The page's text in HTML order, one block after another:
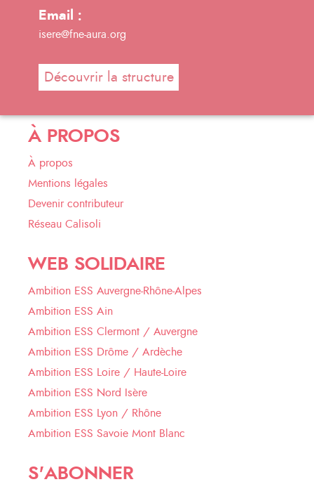
Email :
isere@fne-aura.org
Découvrir la structure
À PROPOS
À propos
Mentions légales
Devenir contributeur
Réseau Calisoli
WEB SOLIDAIRE
Ambition ESS Auvergne-Rhône-Alpes
Ambition ESS Ain
Ambition ESS Clermont / Auvergne
Ambition ESS Drôme / Ardèche
Ambition ESS Loire / Haute-Loire
Ambition ESS Nord Isère
Ambition ESS Lyon / Rhône
Ambition ESS Savoie Mont Blanc
S'ABONNER